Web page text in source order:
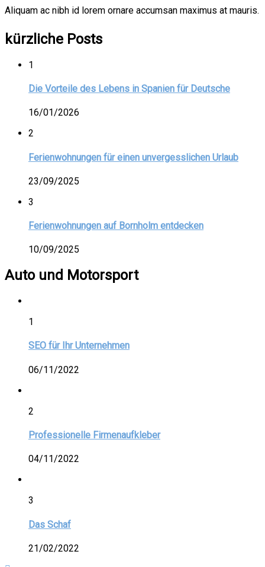
Aliquam ac nibh id lorem ornare accumsan maximus at mauris.
kürzliche Posts
1
Die Vorteile des Lebens in Spanien für Deutsche
16/01/2026
2
Ferienwohnungen für einen unvergesslichen Urlaub
23/09/2025
3
Ferienwohnungen auf Bornholm entdecken
10/09/2025
Auto und Motorsport
1
SEO für Ihr Unternehmen
06/11/2022
2
Professionelle Firmenaufkleber
04/11/2022
3
Das Schaf
21/02/2022